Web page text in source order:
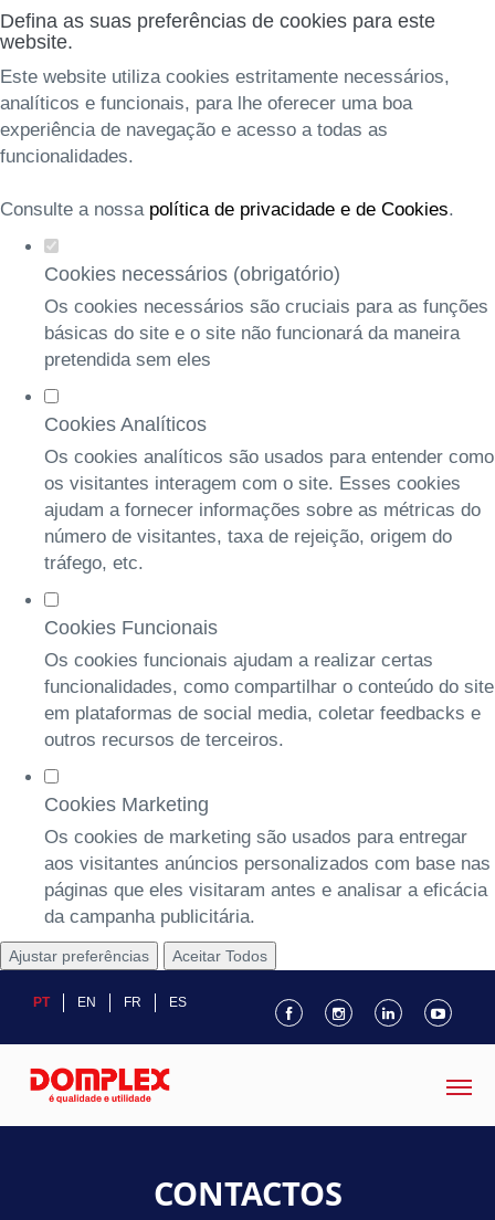
Defina as suas preferências de cookies para este
website.
Este website utiliza cookies estritamente necessários,
analíticos e funcionais, para lhe oferecer uma boa
experiência de navegação e acesso a todas as
funcionalidades.
Consulte a nossa política de privacidade e de Cookies.
Cookies necessários (obrigatório)
Os cookies necessários são cruciais para as funções
básicas do site e o site não funcionará da maneira
pretendida sem eles
Cookies Analíticos
Os cookies analíticos são usados para entender como
os visitantes interagem com o site. Esses cookies
ajudam a fornecer informações sobre as métricas do
número de visitantes, taxa de rejeição, origem do
tráfego, etc.
Cookies Funcionais
Os cookies funcionais ajudam a realizar certas
funcionalidades, como compartilhar o conteúdo do site
em plataformas de social media, coletar feedbacks e
outros recursos de terceiros.
Cookies Marketing
Os cookies de marketing são usados para entregar
aos visitantes anúncios personalizados com base nas
páginas que eles visitaram antes e analisar a eficácia
da campanha publicitária.
Ajustar preferências Aceitar Todos
PT EN FR ES
CONTACTOS